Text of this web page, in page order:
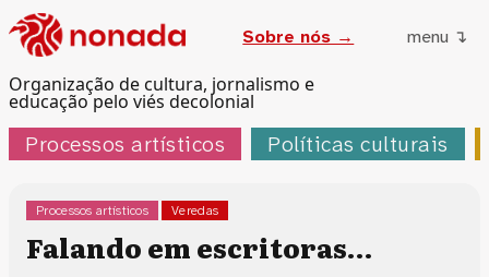
Organização de cultura, jornalismo e
educação pelo viés decolonial
Sobre nós → menu ↴
Processos artísticos Políticas culturais
Processos artísticos Veredas
Falando em escritoras…